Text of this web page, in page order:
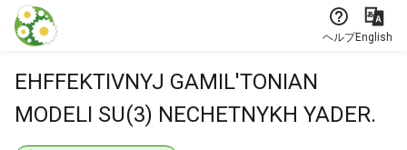
本文に飛ぶ
ヘルプEnglish
EHFFEKTIVNYJ GAMIL'TONIAN
MODELI SU(3) NECHETNYKH YADER.